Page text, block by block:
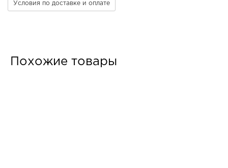
Условия по доставке и оплате
Похожие товары